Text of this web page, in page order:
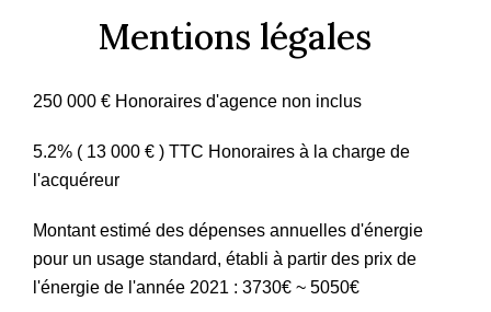
Mentions légales
250 000 € Honoraires d'agence non inclus
5.2% ( 13 000 € ) TTC Honoraires à la charge de
l'acquéreur
Montant estimé des dépenses annuelles d'énergie
pour un usage standard, établi à partir des prix de
l'énergie de l'année 2021 : 3730€ ~ 5050€